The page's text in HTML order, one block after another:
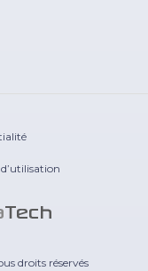
droits réservés